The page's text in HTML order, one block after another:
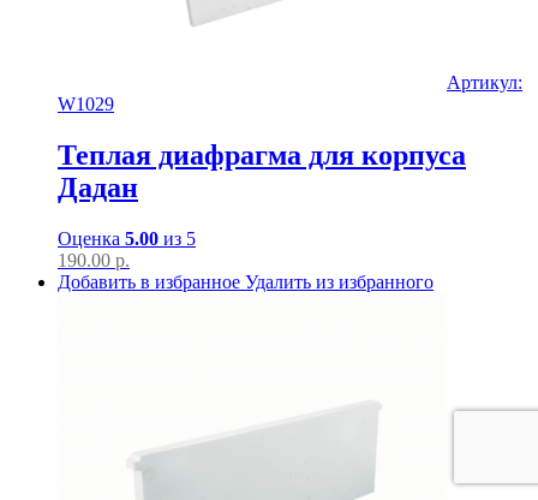
Артикул:
W1029
Теплая диафрагма для корпуса
Дадан
Оценка 5.00 из 5
190.00 р.
Добавить в избранное Удалить из избранного